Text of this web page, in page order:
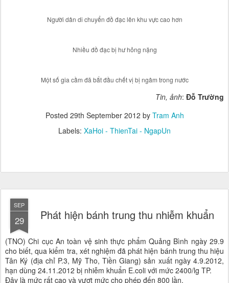
Người dân di chuyển đồ đạc lên khu vực cao hơn
Nhiều đồ đạc bị hư hỏng nặng
Một số gia cầm đã bắt đầu chết vị bị ngâm trong nước
Tin, ảnh: Đỗ Trường
Posted 29th September 2012 by Tram Anh
Labels: XaHoi - ThienTai - NgapUn
SEP
29 Phát hiện bánh trung thu nhiễm khuẩn
(TNO) Chi cục An toàn vệ sinh thực phẩm Quảng Bình ngày 29.9
cho biết, qua kiểm tra, xét nghiệm đã phát hiện bánh trung thu hiệu
Tân Ký (địa chỉ P.3, Mỹ Tho, Tiền Giang) sản xuất ngày 4.9.2012,
hạn dùng 24.11.2012 bị nhiễm khuẩn E.coli với mức 2400/lg TP.
Đây là mức rất cao và vượt mức cho phép đến 800 lần.